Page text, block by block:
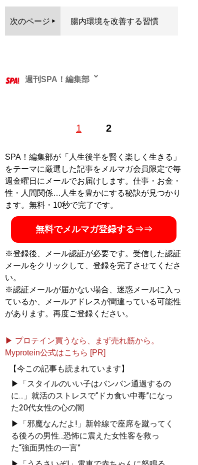
次のページ 腸内環境を改善する習慣
1 2
週刊SPA！編集部
SPA！編集部が「人生後半を賢く楽しく生きる」
をテーマに厳選した記事をメルマガ会員限定で毎
週金曜日にメールでお届けします。仕事・お金・
性・人間関係…人生を豊かにする秘訣が見つかり
ます。無料・10秒で完了です。
無料でメルマガ登録する⇒⇒
※登録後、メール認証が必要です。受信した認証
メールをクリックして、登録を完了させてくださ
い。
※認証メールが届かない場合、迷惑メールに入っ
ているか、メールアドレスが間違っている可能性
があります。再度ご登録ください。
▶ プロテイン買うなら、まず売れ筋から。
Myprotein公式はこちら [PR]
【今この記事も読まれています】
▶「スタイルのいい子はバンバン通過するの
に...」就活のストレスで“ドカ食い中毒”になっ
た20代女性の心の闇
▶「邪魔なんだよ!」新幹線で座席を蹴ってく
る後ろの男性...恐怖に震えた女性客を救っ
た“強面男性の一言”